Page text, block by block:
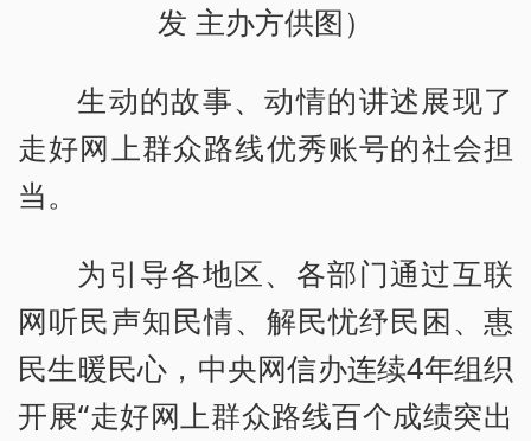
发 主办方供图）
生动的故事、动情的讲述展现了
走好网上群众路线优秀账号的社会担
当。
为引导各地区、各部门通过互联
网听民声知民情、解民忧纾民困、惠
民生暖民心，中央网信办连续4年组织
开展“走好网上群众路线百个成绩突出